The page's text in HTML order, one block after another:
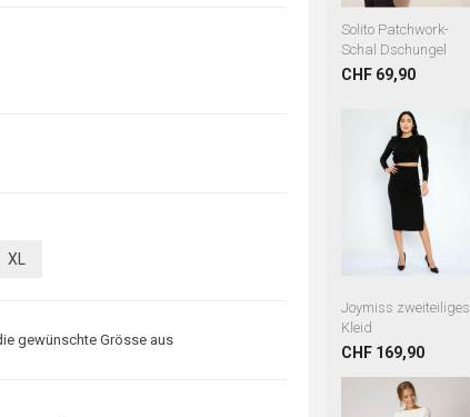
XL
gewünschte Grösse aus
Solito Patchwork-
Schal Dschungel
CHF 69,90
Joymiss zweiteiliges
Kleid
CHF 169,90